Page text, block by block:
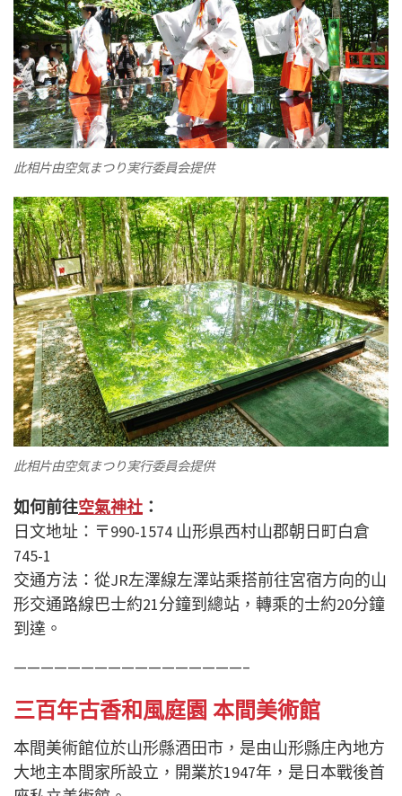
此相片由空気まつり実行委員会提供
此相片由空気まつり実行委員会提供
如何前往空氣神社 ：
日文地址： 〒990-1574 山形県西村山郡朝日町白倉
745-1
交通方法 ：從JR左澤線左澤站乘搭前往宮宿方向的山
形交通路線巴士約21分鐘到總站，轉乘的士約20分鐘
到達。
—————————————————–
三百年古香和風庭園 本間美術館
本間美術館位於山形縣酒田市，是由山形縣庄內地方
大地主本間家所設立，開業於1947年，是日本戰後首